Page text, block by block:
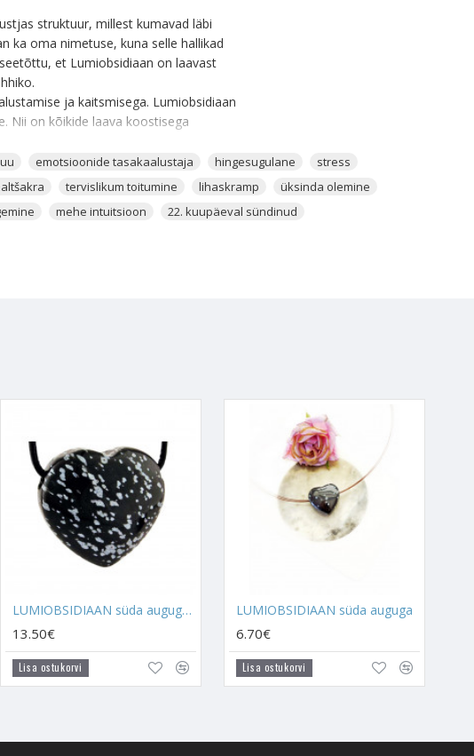
struktuur, millest kumavad läbi
ka oma nimetuse, kuna selle hallikad
et Lumiobsidiaan on laavast
ja kaitsmisega. Lumiobsidiaan
Nii on kõikide laava koostisega
Kui sa oled sellest teadlik, et Kuu faasidel
halvasti, oled ärritunud, sinu uni on
toeks. Lumiobsidiaan aitab kaitsta
pidevas kontaktis, siis see suudab
on kindlasti igale inimesele
on tujurikkuvad.
mis aitab sul mõista seda, mida sa
sisemuses muudatusi tegema ja
hingesugulase ellu saabumist. Sa ei
kaugele tulevikku lükkad.
välja sellel kristallil teatud
naiselikkust ja külgetõmmet.
armastuse ligi tõmbamiseks.
väga hinge võtta, et see neile endale
emotsioonide tasakaalustaja hingesugulane
stress
tervislikum toitumine lihaskramp
üksinda olemine
mehe intuitsioon 22. kuupäeval sündinud
LUMIOBSIDIAAN süda auguga (suur)
13.50€
Lisa ostukorvi
LUMIOBSIDIAAN süda auguga
6.70€
Lisa ostukorvi